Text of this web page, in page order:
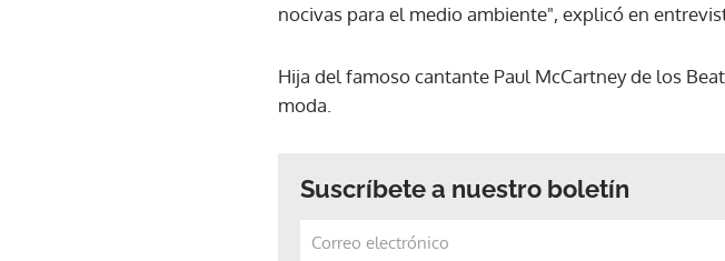
nocivas para el medio ambiente", explicó en
Hija del famoso cantante Paul McCartney de los
moda.
Suscríbete a nuestro boletín